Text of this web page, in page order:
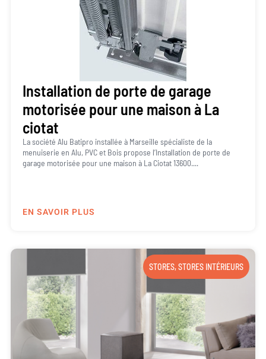
Installation de porte de garage
motorisée pour une maison à La
ciotat
La société Alu Batipro installée à Marseille spécialiste de la
menuiserie en Alu, PVC et Bois propose l’Installation de porte de
garage motorisée pour une maison à La Ciotat 13600....
EN SAVOIR PLUS
STORES,STORES INTÉRIEURS